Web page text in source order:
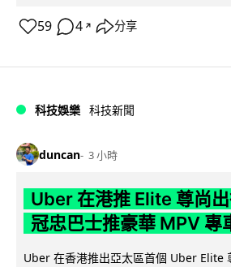
59 4 ↗ 分享
科技娛樂 科技新聞
duncan 3 小時
Uber 在港推 Elite 尊尚
冠忠巴士推豪華 MPV 專
Uber 在香港推出亞太區首個 Uber Elite